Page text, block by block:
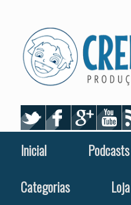
Inicial
Podcasts
Categorias
Loja